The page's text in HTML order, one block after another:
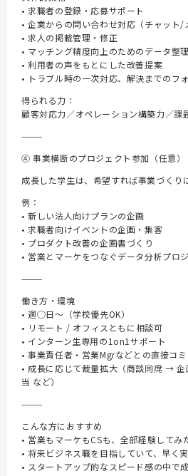
• 求職者の登録・応募サポート
• 企業からの問い合わせ対応（チャット/
• 求人の掲載管理・修正
• マッチング精度向上のためのデータ整理
• 利用者の声をもとにした改善提案
• トラブル時の一次対応、解決までのフ
得られる力：
顧客対応力／オペレーション構築力／課
⸻
④ 事業横断のプロジェクト参加（任意）
成長した学生は、希望すれば事業づくり
例：
• 新しい法人向けプランの企画
• 求職者向けイベントの企画・集客
• プロダクト改善の企画書づくり
• 営業とマーケをつなぐデータ分析プロ
⸻
働き方・環境
• 週◯日〜（学校優先OK）
• リモート / オフィスともに相談可
• インターン生専用の1on1サポート
• 事業責任者・営業Mgrなどとの直接コ
• 成長に応じて裁量拡大（商談同席 →
当 など）
⸻
こんな方におすすめ
• 営業もマーケもCSも、全部経験してみ
• 将来ビジネス職を目指していて、早く
• スタートアップ的なスピード感の中で